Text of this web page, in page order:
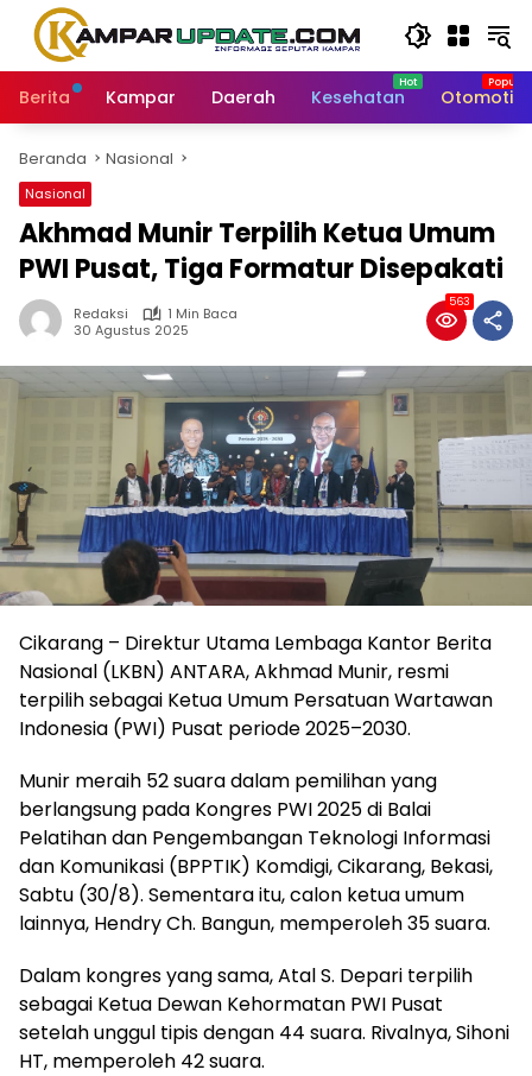
Langsung
konten
Berita
Kampar Daerah Kesehatan Otomotif
Beranda Nasional
Nasional
Akhmad Munir Terpilih Ketua Umum
PWI Pusat, Tiga Formatur Disepakati
Redaksi
1 Min Baca
30 Agustus 2025
563
Cikarang – Direktur Utama Lembaga Kantor Berita
Nasional (LKBN) ANTARA, Akhmad Munir, resmi
terpilih sebagai Ketua Umum Persatuan Wartawan
Indonesia (PWI) Pusat periode 2025–2030.
Munir meraih 52 suara dalam pemilihan yang
berlangsung pada Kongres PWI 2025 di Balai
Pelatihan dan Pengembangan Teknologi Informasi
dan Komunikasi (BPPTIK) Komdigi, Cikarang, Bekasi,
Sabtu (30/8). Sementara itu, calon ketua umum
lainnya, Hendry Ch. Bangun, memperoleh 35 suara.
Dalam kongres yang sama, Atal S. Depari terpilih
sebagai Ketua Dewan Kehormatan PWI Pusat
setelah unggul tipis dengan 44 suara. Rivalnya, Sihoni
HT, memperoleh 42 suara.